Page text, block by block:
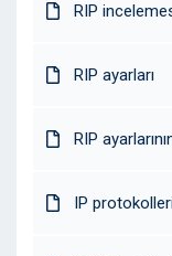
RIP
RIP ayarları
RIP
IP